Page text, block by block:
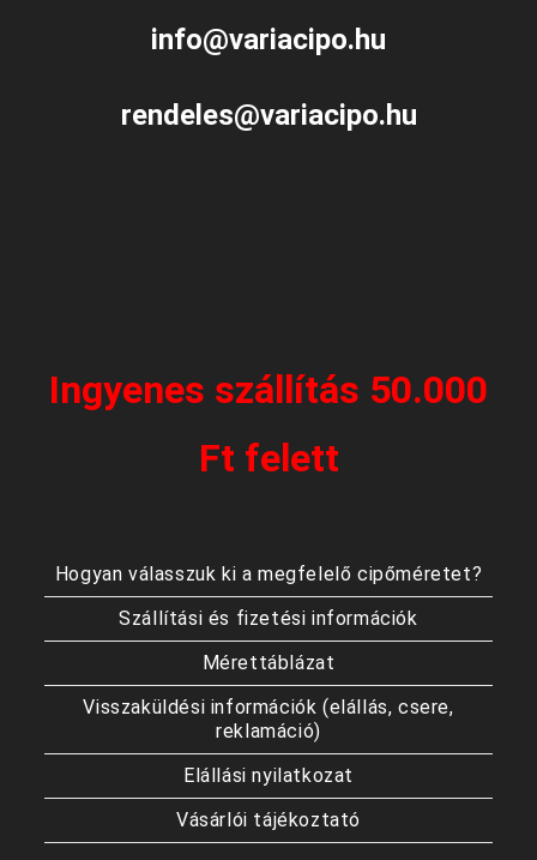
info@variacipo.hu
rendeles@variacipo.hu
Ingyenes szállítás 50.000
Ft felett
Hogyan válasszuk ki a megfelelő cipőméretet?
Szállítási és fizetési információk
Mérettáblázat
Visszaküldési információk (elállás, csere,
reklamáció)
Elállási nyilatkozat
Vásárlói tájékoztató